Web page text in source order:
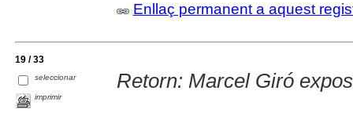
Enllaç permanent a aquest
19 / 33
seleccionar
imprimir
Retorn: Marcel Giró